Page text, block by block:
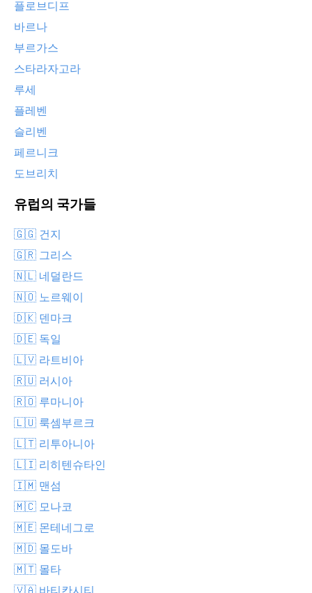
플로브디프
바르나
부르가스
스타라자고라
루세
플레벤
슬리벤
페르니크
도브리치
유럽의 국가들
🇬🇬 건지
🇬🇷 그리스
🇳🇱 네덜란드
🇳🇴 노르웨이
🇩🇰 덴마크
🇩🇪 독일
🇱🇻 라트비아
🇷🇺 러시아
🇷🇴 루마니아
🇱🇺 룩셈부르크
🇱🇹 리투아니아
🇱🇮 리히텐슈타인
🇮🇲 맨섬
🇲🇨 모나코
🇲🇪 몬테네그로
🇲🇩 몰도바
🇲🇹 몰타
🇻🇦 바티칸시티